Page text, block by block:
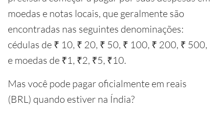
moedas e notas locais, que geralmente são
encontradas nas seguintes denominações:
cédulas de ₹ 10, ₹ 20, ₹ 50, ₹ 100, ₹ 200, ₹ 500,
e moedas de ₹1, ₹2, ₹5, ₹10.
Mas você pode pagar oficialmente em reais
(BRL) quando estiver na Índia?